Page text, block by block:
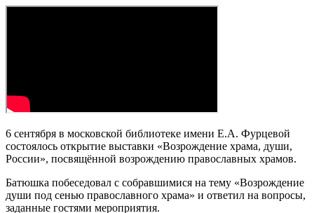
6 сентября в московской библиотеке имени Е.А. Фурцевой
состоялось открытие выставки «Возрождение храма, души,
России», посвящённой возрождению православных храмов.
Батюшка побеседовал с собравшимися на тему «Возрождение
души под сенью православного храма» и ответил на вопросы,
заданные гостями мероприятия.